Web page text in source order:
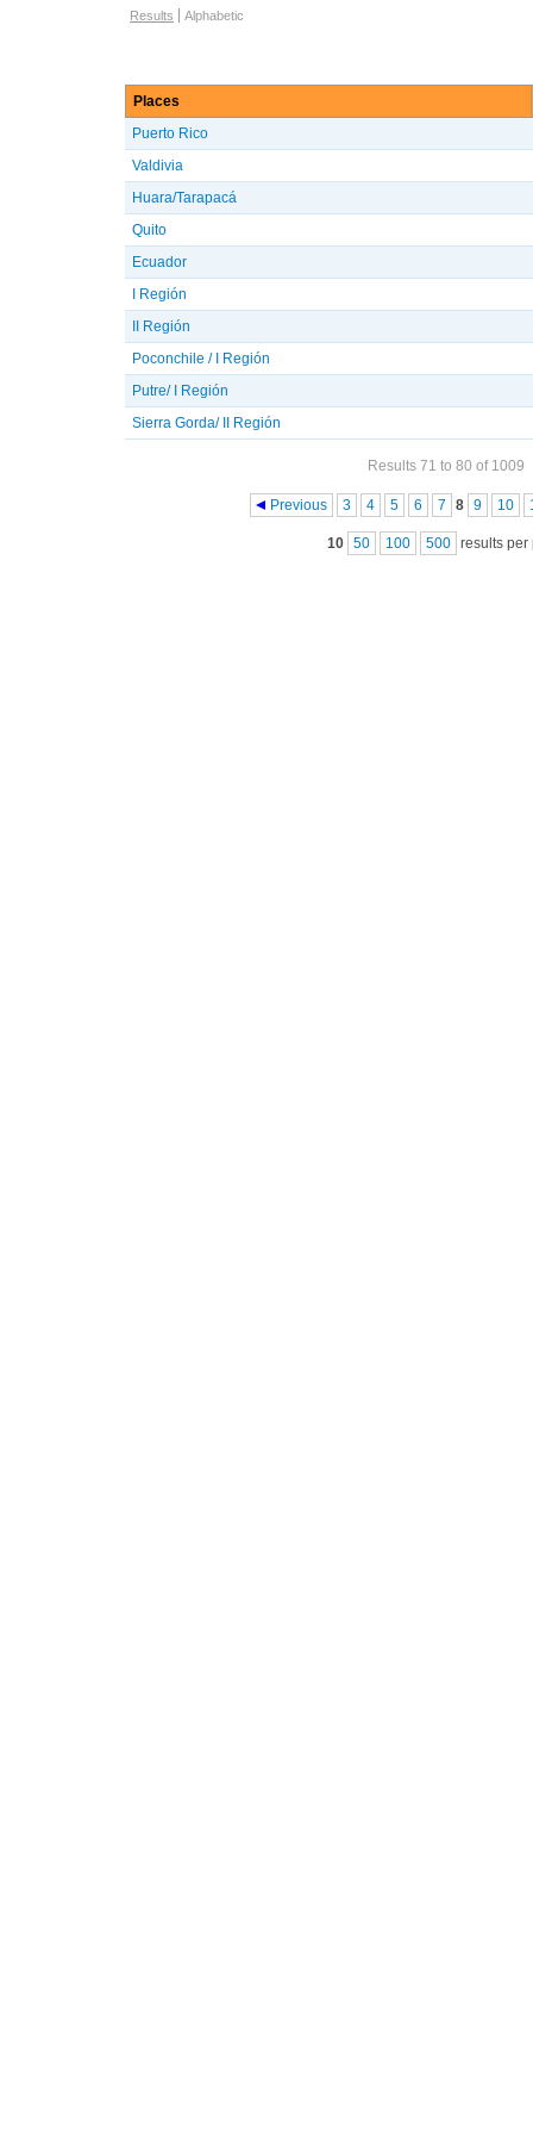
Browse options
Results Alphabetic
Places
Puerto Rico
Valdivia
Huara/Tarapacá
Quito
Ecuador
I Región
II Región
Poconchile / I Región
Putre/ I Región
Sierra Gorda/ II Región
Results 71 to 80 of 1009
Previous 3 4 5 6 7 8 9 10
10 50 100 500 results per